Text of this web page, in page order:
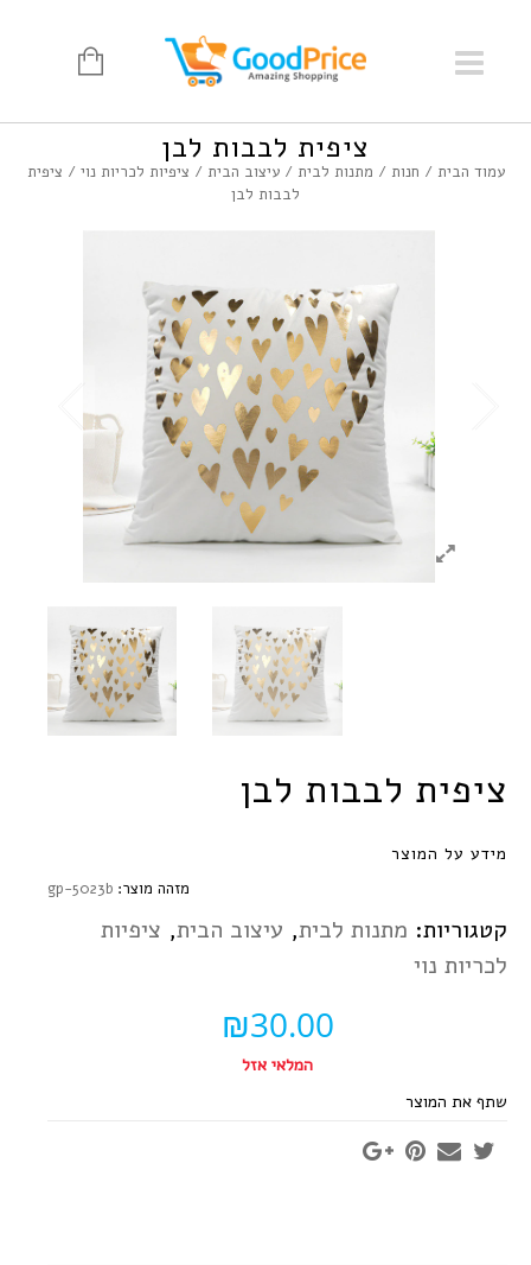
ציפית לבבות לבן
עמוד הבית / חנות / מתנות לבית /עיצוב הבית / ציפיות לכריות נוי / ציפית
לבבות לבן
ציפית לבבות לבן
מידע על המוצר
מזהה מוצר: gp-5023b
קטגוריות: מתנות לבית, עיצוב הבית, ציפיות
לכריות נוי
₪30.00
המלאי אזל
שתף את המוצר